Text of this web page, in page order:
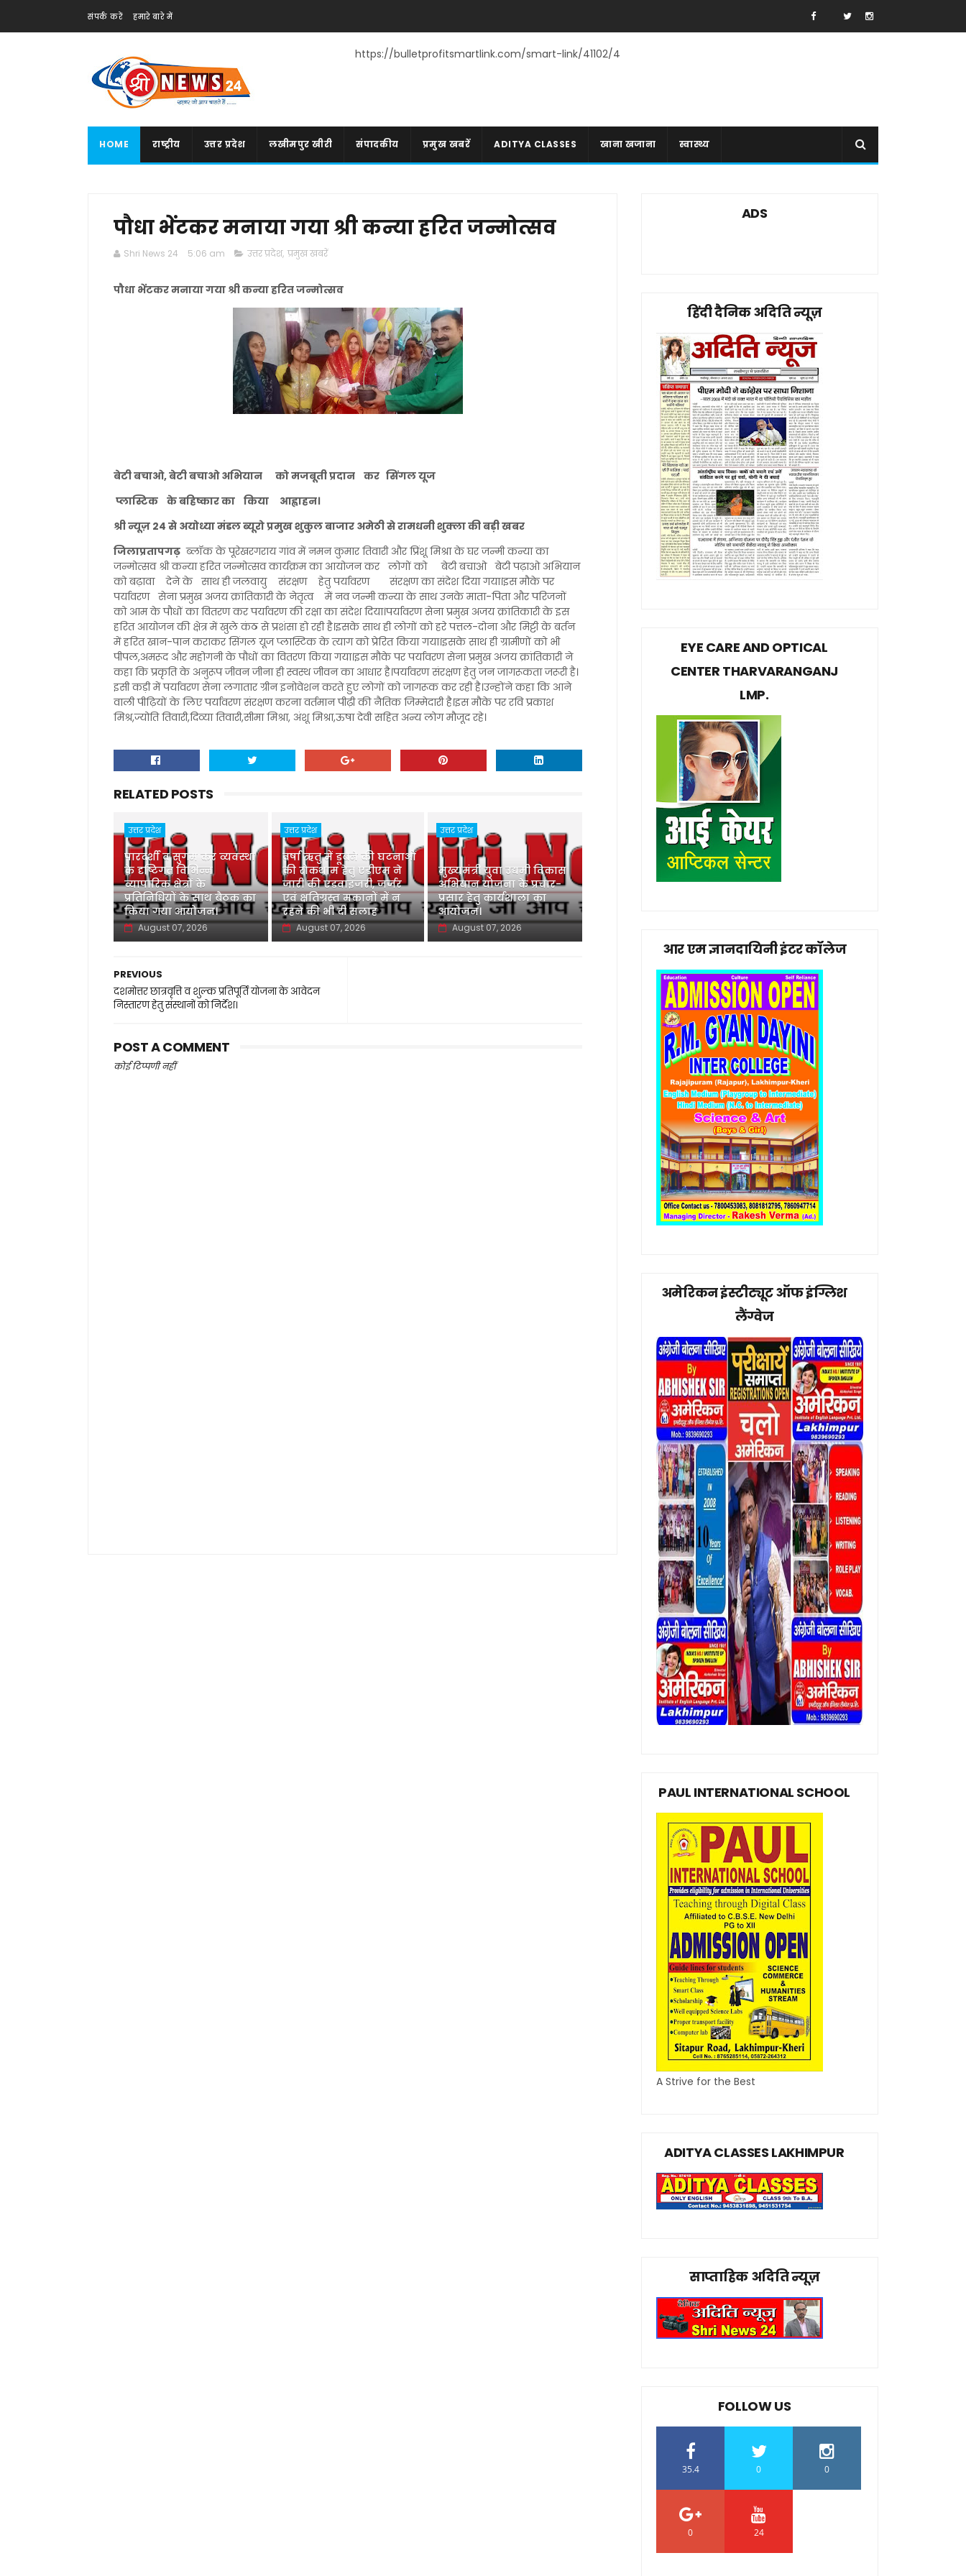
संपर्क करें हमारे बारे में
https://bulletprofitsmartlink.com/smart-link/41102/4
HOME राष्ट्रीय उत्तर प्रदेश लखीमपुर खीरी संपादकीय प्रमुख खबरें ADITYA CLASSES खाना खजाना स्वास्थ्य
पौधा भेंटकर मनाया गया श्री कन्या हरित जन्मोत्सव
Shri News 24 5:06 am उत्तर प्रदेश, प्रमुख खबरें
पौधा भेंटकर मनाया गया श्री कन्या हरित जन्मोत्सव
बेटी बचाओ, बेटी बचाओ अभियान को मजबूती प्रदान कर सिंगल यूज
प्लास्टिक के बहिष्कार का किया आह्वाहन।
श्री न्यूज़ 24 से अयोध्या मंडल ब्यूरो प्रमुख शुकुल बाजार अमेठी से रामधनी शुक्ला की बड़ी खबर
जिलाप्रतापगढ़ ब्लॉक के पूरेखरगराय गांव में नमन कुमार तिवारी और प्रिंशू मिश्रा के घर जन्मी कन्या का
जन्मोत्सव श्री कन्या हरित जन्मोत्सव कार्यक्रम का आयोजन कर लोगों को बेटी बचाओ बेटी पढ़ाओ अभियान
को बढ़ावा देने के साथ ही जलवायु संरक्षण हेतु पर्यावरण संरक्षण का संदेश दिया गया।इस मौके पर
पर्यावरण सेना प्रमुख अजय क्रांतिकारी के नेतृत्व में नव जन्मी कन्या के साथ उनके माता-पिता और परिजनों
को आम के पौधों का वितरण कर पर्यावरण की रक्षा का संदेश दिया।पर्यावरण सेना प्रमुख अजय क्रांतिकारी के इस
हरित आयोजन की क्षेत्र में खुले कंठ से प्रशंसा हो रही है।इसके साथ ही लोगों को हरे पत्तल-दोना और मिट्टी के बर्तन
में हरित खान-पान कराकर सिंगल यूज प्लास्टिक के त्याग को प्रेरित किया गया।इसके साथ ही ग्रामीणों को भी
पीपल,अमरूद और महोगनी के पौधों का वितरण किया गया।इस मौके पर पर्यावरण सेना प्रमुख अजय क्रांतिकारी ने
कहा कि प्रकृति के अनुरूप जीवन जीना ही स्वस्थ जीवन का आधार है।पर्यावरण संरक्षण हेतु जन जागरूकता जरूरी है।
इसी कड़ी में पर्यावरण सेना लगातार ग्रीन इनोवेशन करते हुए लोगों को जागरूक कर रही है।उन्होंने कहा कि आने
वाली पीढ़ियों के लिए पर्यावरण संरक्षण करना वर्तमान पीढ़ी की नैतिक जिम्मेदारी है।इस मौके पर रवि प्रकाश
मिश्र,ज्योति तिवारी,दिव्या तिवारी,सीमा मिश्रा, अंशू मिश्रा,ऊषा देवी सहित अन्य लोग मौजूद रहे।
RELATED POSTS
उत्तर प्रदेश
पारदर्शी व सुगम कर व्यवस्था
के दृष्टिगत विभिन्न
व्यापारिक क्षेत्रों के
प्रतिनिधियों के साथ बैठक का
किया गया आयोजन।
August 07, 2026
उत्तर प्रदेश
वर्षा ऋतु में डूबने की घटनाओं
की रोकथाम हेतु एडीएम ने
जारी की एडवाइजरी, जर्जर
एवं क्षतिग्रस्त मकानों में न
रहने की भी दी सलाह
August 07, 2026
उत्तर प्रदेश
मुख्यमंत्री युवा उद्यमी विकास
अभियान योजना के प्रचार-
प्रसार हेतु कार्यशाला का
आयोजन।
August 07, 2026
PREVIOUS
दशमोत्तर छात्रवृत्ति व शुल्क प्रतिपूर्ति योजना के आवेदन
निस्तारण हेतु संस्थानों को निर्देश।
POST A COMMENT
कोई टिप्पणी नहीं
ADS
हिंदी दैनिक अदिति न्यूज़
EYE CARE AND OPTICAL
CENTER THARVARANGANJ
LMP.
आर एम ज्ञानदायिनी इंटर कॉलेज
अमेरिकन इंस्टीट्यूट ऑफ इंग्लिश
लैंग्वेज
PAUL INTERNATIONAL SCHOOL
A Strive for the Best
ADITYA CLASSES LAKHIMPUR
साप्ताहिक अदिति न्यूज़
FOLLOW US
35.4 0 0
0 24